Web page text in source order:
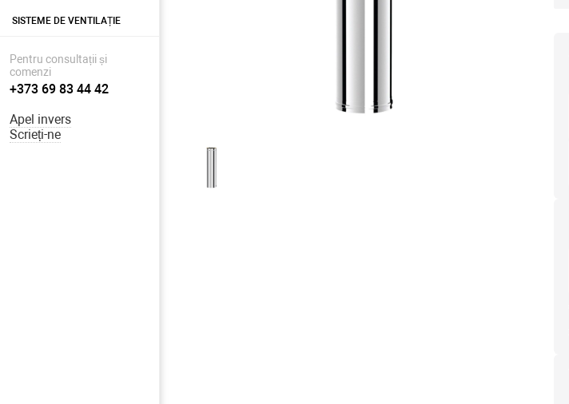
SISTEME DE VENTILAȚIE
Pentru consultații și
comenzi
+373 69 83 44 42
Apel invers
Scrieți-ne